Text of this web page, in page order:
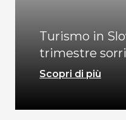
Turismo in
trimestre
Scopri di più